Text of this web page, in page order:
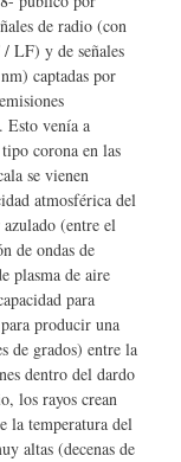
de radio (con
LF) y de señales
captadas por
Esto venía a
corona en las
se vienen
atmosférica del
(entre el
de ondas de
plasma de aire
para
producir una
de grados) entre la
dentro del dardo
los rayos crean
la temperatura del
altas (decenas de